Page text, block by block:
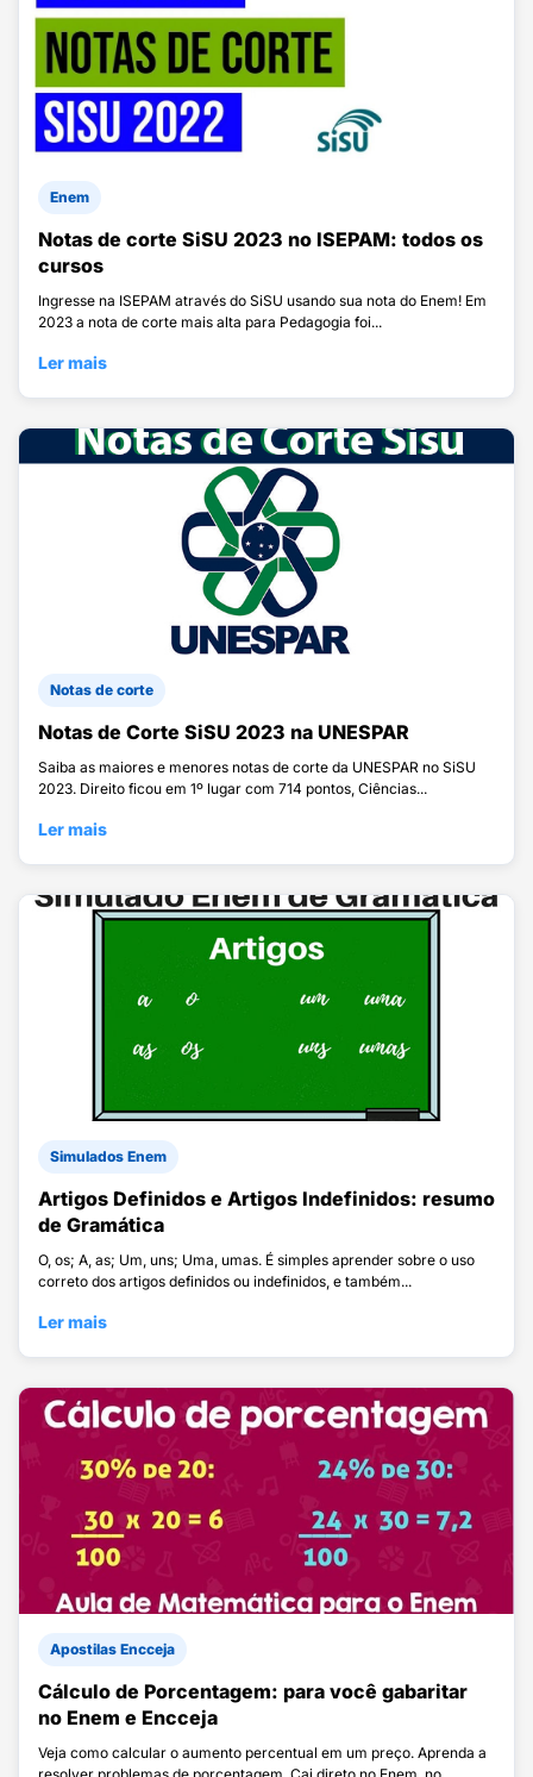
Enem
Notas de corte SiSU 2023 no ISEPAM: todos os
cursos
Ingresse na ISEPAM através do SiSU usando sua nota do Enem! Em
2023 a nota de corte mais alta para Pedagogia foi...
Ler mais
Notas de corte
Notas de Corte SiSU 2023 na UNESPAR
Saiba as maiores e menores notas de corte da UNESPAR no SiSU
2023. Direito ficou em 1º lugar com 714 pontos, Ciências...
Ler mais
Simulados Enem
Artigos Definidos e Artigos Indefinidos: resumo
de Gramática
O, os; A, as; Um, uns; Uma, umas. É simples aprender sobre o uso
correto dos artigos definidos ou indefinidos, e também...
Ler mais
Apostilas Encceja
Cálculo de Porcentagem: para você gabaritar
no Enem e Encceja
Veja como calcular o aumento percentual em um preço. Aprenda a